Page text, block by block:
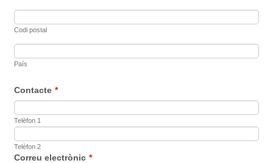
Codi postal
País
Contacte *
Telèfon 1
Telèfon 2
Correu electrònic *